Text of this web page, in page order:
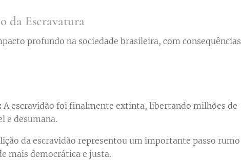
da Escravatura
profundo na sociedade brasileira, com consequências
A escravidão foi finalmente extinta, libertando milhões de
e desumana.
da escravidão representou um importante passo rumo
mais democrática e justa.